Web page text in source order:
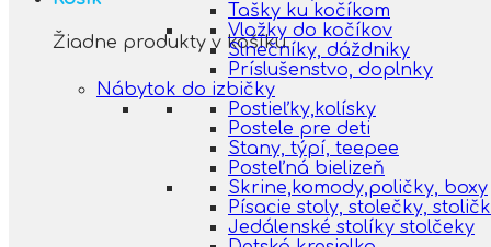
Žiadne produkty v košíku.
Tašky ku kočíkom
Vložky do kočíkov
Slnečníky, dáždniky
Príslušenstvo, doplnky
Nábytok do izbičky
Postieľky,kolísky
Postele pre deti
Stany, týpí, teepee
Posteľná bielizeň
Skrine,komody,poličky, boxy
Písacie stoly, stolečky,
Jedálenské stolíky stolčeky